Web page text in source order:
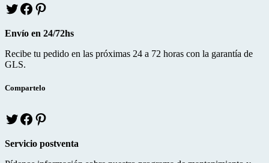
T
w
t
t
e
r
f
e
b
o
n
t
r
Envío en 24/72hs
Recibe tu pedido en las próximas 24 a 72 horas con la garantía de
GLS.
Compartelo
T
w
t
f
e
t
e
Servicio postventa